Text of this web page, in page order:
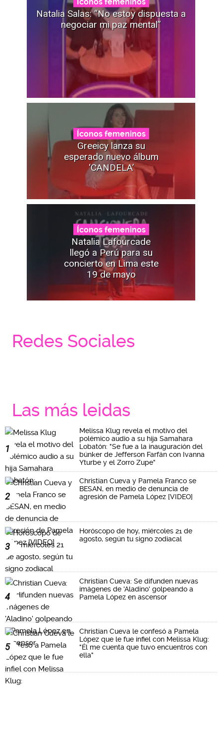
Natalia Salas: “No estoy dispuesta a
negociar mi paz mental”
Íconos femeninos
Greeicy lanza su
esperado nuevo álbum
‘CANDELA’
Íconos femeninos
Natalia Lafourcade
llegó a Perú para su
concierto en Lima este
19 de mayo
Redes Sociales
Las más leidas
1
Melissa Klug revela el motivo del
polémico audio a su hija Samahara
Lobatón: "Se fue a la inauguración del
búnker de Jefferson Farfán con Ivanna
Yturbe y el Zorro Zupe"
2
Christian Cueva y Pamela Franco se
BESAN, en medio de denuncia de
agresión de Pamela López [VIDEO]
3
Horóscopo de hoy, miércoles 21 de
agosto, según tu signo zodiacal
4
Christian Cueva: Se difunden nuevas
imágenes de 'Aladino' golpeando a
Pamela López en ascensor
5
Christian Cueva le confesó a Pamela
López que le fue infiel con Melissa Klug:
"Él me cuenta que tuvo encuentros con
ella"